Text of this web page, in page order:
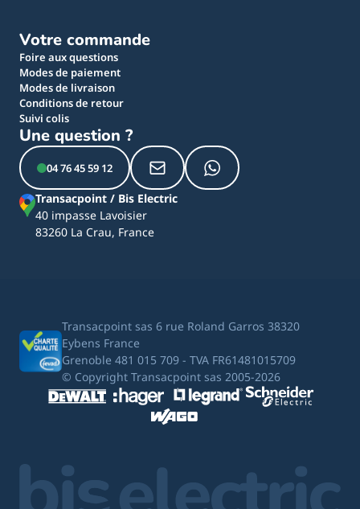
Votre commande
Foire aux questions
Modes de paiement
Modes de livraison
Conditions de retour
Suivi colis
Une question ?
04 76 45 59 12
Transacpoint / Bis Electric
40 impasse Lavoisier
83260 La Crau, France
Transacpoint sas 6 rue Roland Garros 38320
Eybens France
Grenoble 481 015 709 - TVA FR61481015709
© Copyright Transacpoint sas 2005-2026